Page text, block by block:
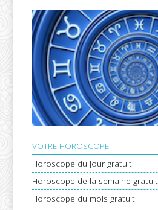
VOTRE HOROSCOPE
Horoscope du jour gratuit
Horoscope de la semaine gratuit
Horoscope du mois gratuit